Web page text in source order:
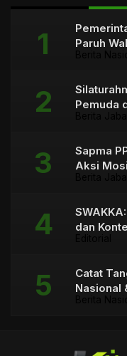
Paruh
Pemuda
Sapma
Aksi
dan
Catat
Nasional